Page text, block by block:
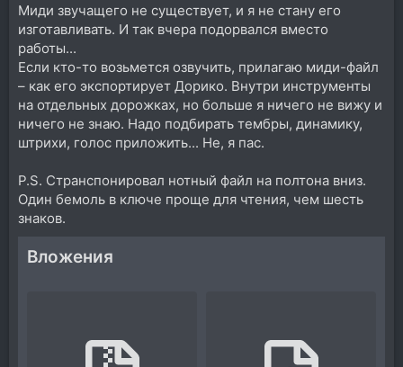
Миди звучащего не существует, и я не стану его
изготавливать. И так вчера подорвался вместо
работы...
Если кто-то возьмется озвучить, прилагаю миди-файл
– как его экспортирует Дорико. Внутри инструменты
на отдельных дорожках, но больше я ничего не вижу и
ничего не знаю. Надо подбирать тембры, динамику,
штрихи, голос приложить... Не, я пас.
P.S. Странспонировал нотный файл на полтона вниз.
Один бемоль в ключе проще для чтения, чем шесть
знаков.
Вложения